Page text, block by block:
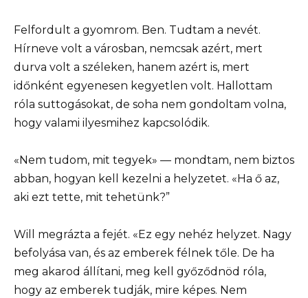
Felfordult a gyomrom. Ben. Tudtam a nevét.
Hírneve volt a városban, nemcsak azért, mert
durva volt a széleken, hanem azért is, mert
időnként egyenesen kegyetlen volt. Hallottam
róla suttogásokat, de soha nem gondoltam volna,
hogy valami ilyesmihez kapcsolódik.
«Nem tudom, mit tegyek» — mondtam, nem biztos
abban, hogyan kell kezelni a helyzetet. «Ha ő az,
aki ezt tette, mit tehetünk?”
Will megrázta a fejét. «Ez egy nehéz helyzet. Nagy
befolyása van, és az emberek félnek tőle. De ha
meg akarod állítani, meg kell győződnöd róla,
hogy az emberek tudják, mire képes. Nem